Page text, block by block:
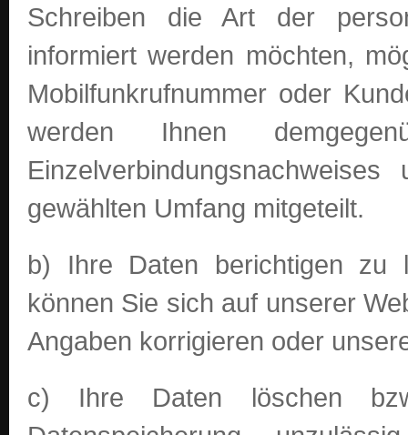
Schreiben die Art der
informiert werden möchten,
Mobilfunkrufnummer oder
werden Ihnen
gewählten Umfang mitgeteilt.
b) Ihre Daten berichtigen zu
können Sie sich auf unserer
Angaben korrigieren oder
c) Ihre Daten löschen